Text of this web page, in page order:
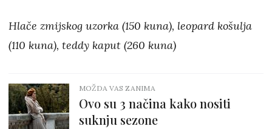
Hlače zmijskog uzorka (150 kuna), leopard košulja
(110 kuna), teddy kaput (260 kuna)
MOŽDA VAS ZANIMA
Ovo su 3 načina kako nositi
suknju sezone